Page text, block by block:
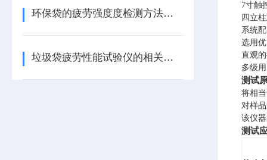
环保袋的疲劳强度度检测方法介绍
垃圾袋疲劳性能试验仪的相关服务说明
7寸触
四立
系统
选用
直观
多级
测试
将相
对样
该仪
测试